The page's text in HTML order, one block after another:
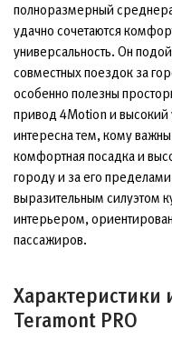
полноразмерный
удачно сочетаются
универсальность. Он
совместных поездок за
особенно полезны
привод 4Motion и
интересна тем, кому
комфортная посадка и
городу и за его
выразительным силуэтом
интерьером,
пассажиров.
Teramont PRO